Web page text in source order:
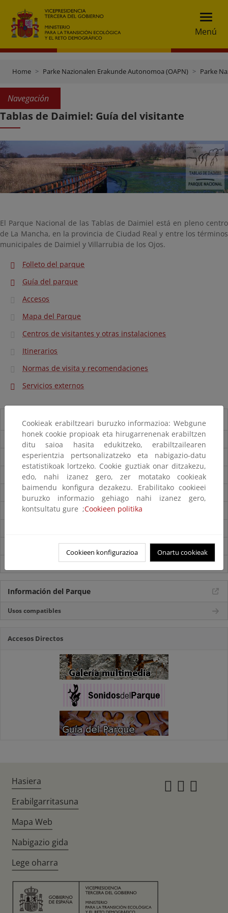
Menú
Home Parke Nazionalen Erakunde Autonomoa (OAPN) Parke
Navegación
Tablas de Daimiel: Guía del visitante
El Parque Nacional de las Tablas de Daimiel está en pleno centro
de La Mancha, en la provincia de Ciudad Real y entre los términos
municipales de Daimiel y Villarrubia de los Ojos.
Folleto del parque
Guía del parque
Accesos
Mapa del Parque
Centros de visitantes y otras instalaciones
Itinerarios
Normas de visita y recomendaciones
Servicios externos
Guía del visitante
Guia del Parque
Folleto del parque
Accesos
Mapa del Parque
Centros de visitantes
Normas de visita
Servicios externos
Información del Parque
Usos compatibles
Accesos Directos
Cookieak erabiltzeari buruzko informazioa: Webgune
honek cookie propioak eta hirugarrenenak erabiltzen
ditu saioa hasita edukitzeko, erabiltzailearen
esperientzia pertsonalizatzeko eta nabigazio-datu
estatistikoak lortzeko. Cookie guztiak onar ditzakezu,
edo, nahi izanez gero, zer motatako cookieak
baimendu konfigura dezakezu. Erabilitako cookieei
buruzko informazio gehiago nahi izanez gero,
kontsultatu gure ;Cookieen politika
Cookieen konfigurazioa Onartu cookieak
Hasiera
Erabilgarritasuna
Mapa Web
Nabigazio gida
Lege oharra